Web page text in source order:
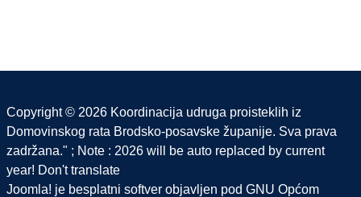
Copyright © 2026 Koordinacija udruga proisteklih iz
Domovinskog rata Brodsko-posavske županije. Sva prava
zadržana." ; Note : 2026 will be auto replaced by current
year! Don't translate
Joomla! je besplatni softver objavljen pod GNU Općom